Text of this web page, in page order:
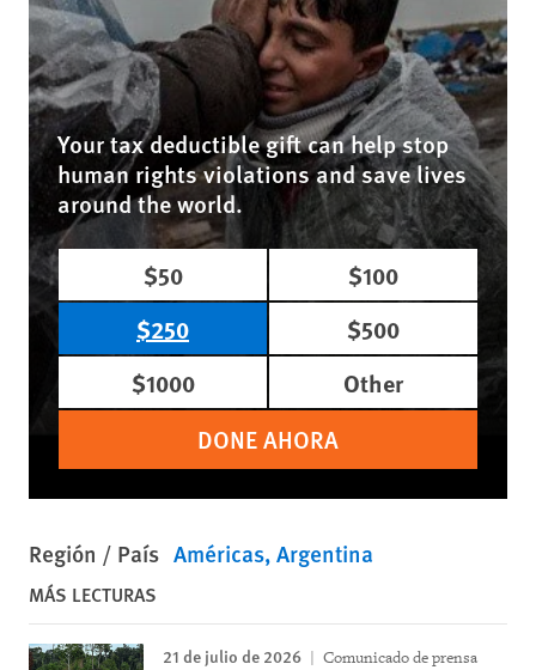
Your tax deductible gift can help stop
human rights violations and save lives
around the world.
$50
$100
$250
$500
$1000
Other
DONE AHORA
Región / País Américas Argentina
MÁS LECTURAS
21 de julio de 2026 Comunicado de prensa